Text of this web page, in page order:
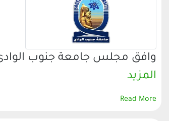
وافق مجلس جامعة جنوب الوادى
المزيد
Read More